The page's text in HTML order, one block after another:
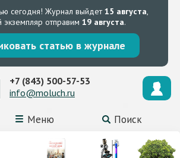
сегодня! Журнал выйдет15 августа,
экземпляр отправим 19 августа.
статью в журнале
Меню Поиск
+7 (843) 500-57-53
info@moluch.ru